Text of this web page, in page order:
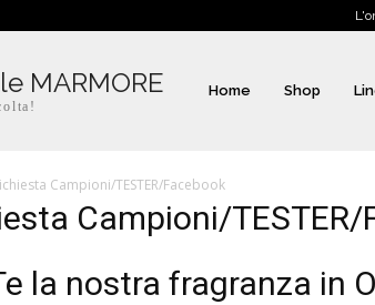
MARMORE Home Shop
Campioni/TESTER/Facebook
Campioni/TESTER/
la nostra fragranza in